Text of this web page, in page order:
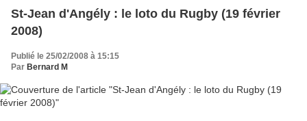
St-Jean d'Angély : le loto du Rugby (19 février
2008)
Publié le 25/02/2008 à 15:15
Par Bernard M